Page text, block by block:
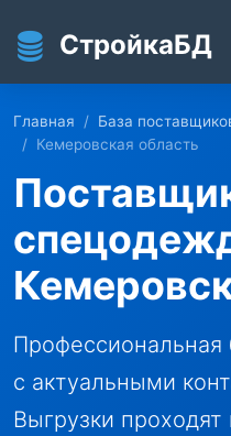
СтройкаБД
Главная База
Кемеровская область
Профессиональная
с актуальными
Выгрузки